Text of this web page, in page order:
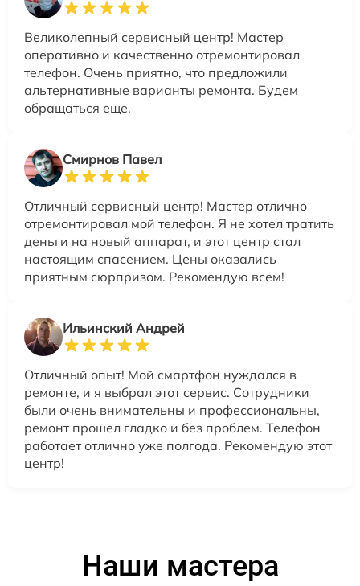
Великолепный сервисный центр! Мастер
оперативно и качественно отремонтировал
телефон. Очень приятно, что предложили
альтернативные варианты ремонта. Будем
обращаться еще.
Смирнов Павел
Отличный сервисный центр! Мастер отлично
отремонтировал мой телефон. Я не хотел тратить
деньги на новый аппарат, и этот центр стал
настоящим спасением. Цены оказались
приятным сюрпризом. Рекомендую всем!
Ильинский Андрей
Отличный опыт! Мой смартфон нуждался в
ремонте, и я выбрал этот сервис. Сотрудники
были очень внимательны и профессиональны,
ремонт прошел гладко и без проблем. Телефон
работает отлично уже полгода. Рекомендую этот
центр!
Наши мастера